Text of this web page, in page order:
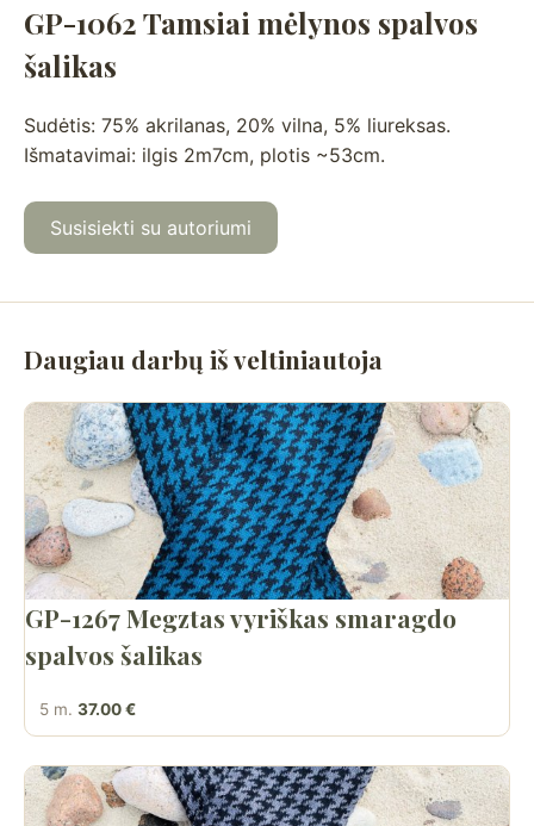
GP-1062 Tamsiai mėlynos spalvos
šalikas
Sudėtis: 75% akrilanas, 20% vilna, 5% liureksas.
Išmatavimai: ilgis 2m7cm, plotis ~53cm.
Susisiekti su autoriumi
Daugiau darbų iš veltiniautoja
GP-1267 Megztas vyriškas smaragdo
spalvos šalikas
5 m. 37.00 €